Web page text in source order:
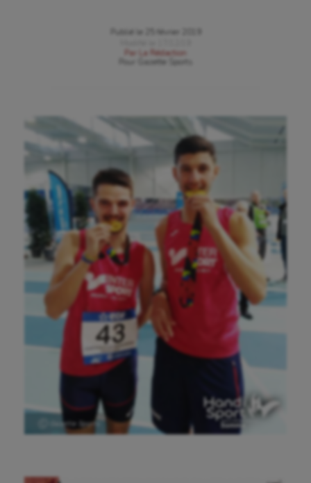
Aéronautique
Publié le
25 février 2019
Par
La Rédaction
Gazette Sports
Ⓒ Gazette Sports